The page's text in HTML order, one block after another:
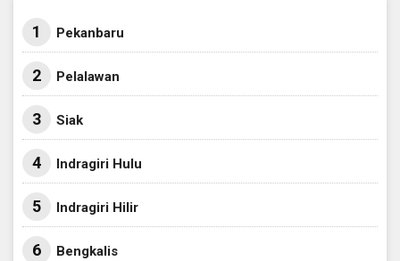
1 Pekanbaru
2 Pelalawan
3 Siak
4 Indragiri Hulu
5 Indragiri Hilir
6 Bengkalis